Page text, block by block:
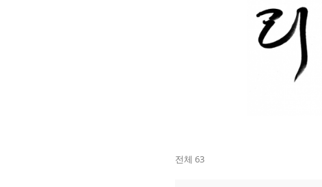
전체 63